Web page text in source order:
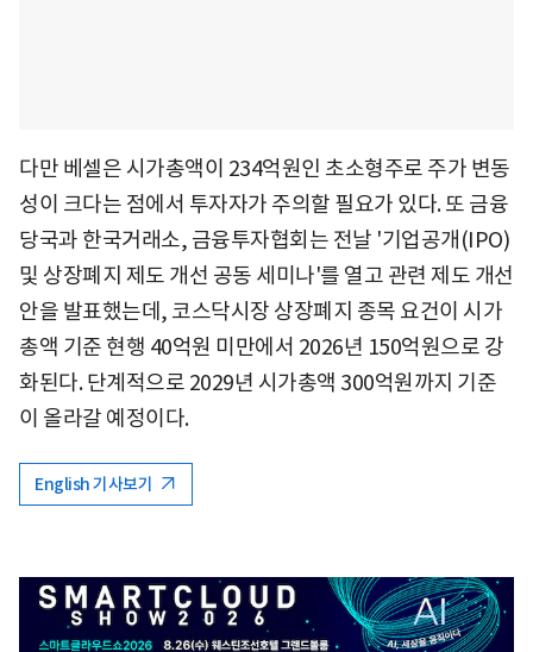
다만 베셀은 시가총액이 234억원인 초소형주로 주가 변동
성이 크다는 점에서 투자자가 주의할 필요가 있다. 또 금융
당국과 한국거래소, 금융투자협회는 전날 '기업공개(IPO)
및 상장폐지 제도 개선 공동 세미나'를 열고 관련 제도 개선
안을 발표했는데, 코스닥시장 상장폐지 종목 요건이 시가
총액 기준 현행 40억원 미만에서 2026년 150억원으로 강
화된다. 단계적으로 2029년 시가총액 300억원까지 기준
이 올라갈 예정이다.
English 기사보기